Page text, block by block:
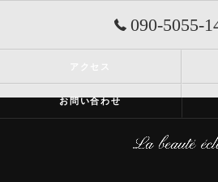
090-5055-
お問い合わせ